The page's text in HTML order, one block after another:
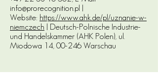
info@prorecognition.pl |
Website: https://www.ahk.de/pl/uznanie-w-
niemczech | Deutsch-Polnische Industrie-
und Handelskammer (AHK Polen), ul.
Miodowa 14, 00-246 Warschau